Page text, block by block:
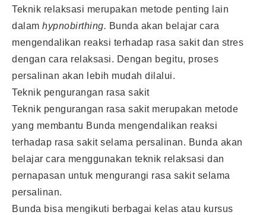
Teknik relaksasi merupakan metode penting lain
dalam hypnobirthing. Bunda akan belajar cara
mengendalikan reaksi terhadap rasa sakit dan stres
dengan cara relaksasi. Dengan begitu, proses
persalinan akan lebih mudah dilalui.
Teknik pengurangan rasa sakit
Teknik pengurangan rasa sakit merupakan metode
yang membantu Bunda mengendalikan reaksi
terhadap rasa sakit selama persalinan. Bunda akan
belajar cara menggunakan teknik relaksasi dan
pernapasan untuk mengurangi rasa sakit selama
persalinan.
Bunda bisa mengikuti berbagai kelas atau kursus